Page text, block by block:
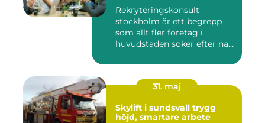
Rekryteringskonsult
stockholm är ett begrepp
som allt fler företag i
huvudstaden söker efter när
31. maj
Skylift i sundsvall trygg
höjd, smartare arbete